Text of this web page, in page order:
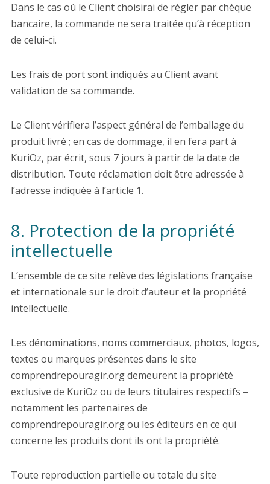
Dans le cas où le Client choisirai de régler par chèque
bancaire, la commande ne sera traitée qu’à réception
de celui-ci.
Les frais de port sont indiqués au Client avant
validation de sa commande.
Le Client vérifiera l’aspect général de l’emballage du
produit livré ; en cas de dommage, il en fera part à
KuriOz, par écrit, sous 7 jours à partir de la date de
distribution. Toute réclamation doit être adressée à
l’adresse indiquée à l’article 1.
8. Protection de la propriété
intellectuelle
L’ensemble de ce site relève des législations française
et internationale sur le droit d’auteur et la propriété
intellectuelle.
Les dénominations, noms commerciaux, photos, logos,
textes ou marques présentes dans le site
comprendrepouragir.org demeurent la propriété
exclusive de KuriOz ou de leurs titulaires respectifs –
notamment les partenaires de
comprendrepouragir.org ou les éditeurs en ce qui
concerne les produits dont ils ont la propriété.
Toute reproduction partielle ou totale du site